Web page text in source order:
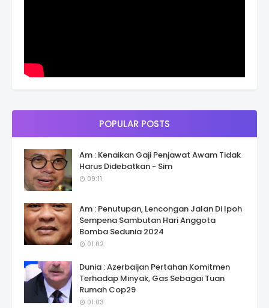
POPULAR POSTS
Am : Kenaikan Gaji Penjawat Awam Tidak
Harus Didebatkan - Sim
09:11
Am : Penutupan, Lencongan Jalan Di Ipoh
Sempena Sambutan Hari Anggota
Bomba Sedunia 2024
01:02
Dunia : Azerbaijan Pertahan Komitmen
Terhadap Minyak, Gas Sebagai Tuan
Rumah Cop29
01:03